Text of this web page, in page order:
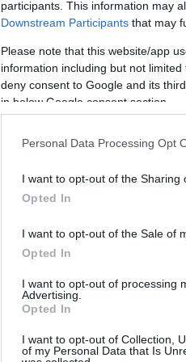
participants. This information may
Downstream Participants that may
Please note that this website/app
information including but not
deny consent to Google and its
in below Google consent section.
Personal Data Processing Opt
I want to opt-out of the Sharing
Opted In
I want to opt-out of the Sale of
Opted In
I want to opt-out of processing
Advertising.
Opted In
I want to opt-out of Collection,
of my Personal Data that Is
AJÁNLOTT
Áldoktort fogtunk: kamu
oklevelekkel igazolta
végzettségét „Dr. Csabai